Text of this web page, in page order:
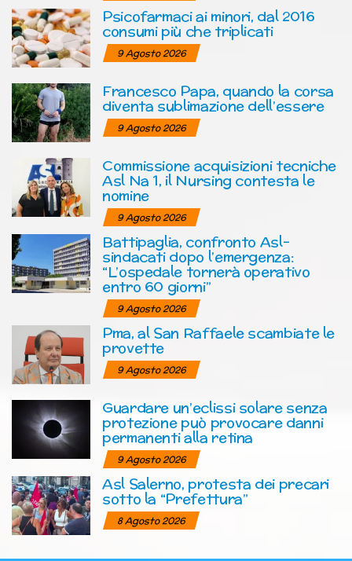
Psicofarmaci ai minori, dal 2016
consumi più che triplicati
9 Agosto 2026
Francesco Papa, quando la corsa
diventa sublimazione dell’essere
9 Agosto 2026
Commissione acquisizioni tecniche
Asl Na 1, il Nursing contesta le
nomine
9 Agosto 2026
Battipaglia, confronto Asl-
sindacati dopo l’emergenza:
“L’ospedale tornerà operativo
entro 60 giorni”
9 Agosto 2026
Pma, al San Raffaele scambiate le
provette
9 Agosto 2026
Guardare un’eclissi solare senza
protezione può provocare danni
permanenti alla retina
9 Agosto 2026
Asl Salerno, protesta dei precari
sotto la “Prefettura”
8 Agosto 2026